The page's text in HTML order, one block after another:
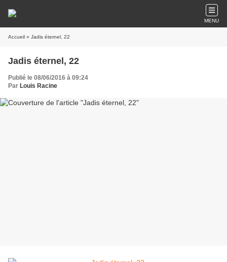
MENU
Accueil » Jadis éternel, 22
Jadis éternel, 22
Publié le 08/06/2016 à 09:24
Par Louis Racine